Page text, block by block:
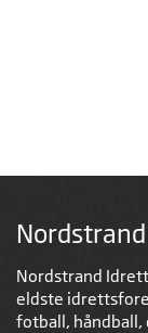
Nordstrand
eldste
fotball,